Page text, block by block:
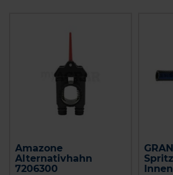
Amazone
Alternativhahn
7206300